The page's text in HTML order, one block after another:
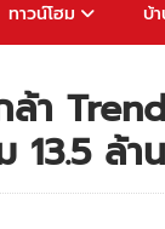
ทาวน์โฮม บ้
า
13.5 ล้า